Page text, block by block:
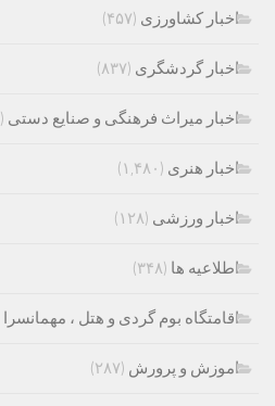
اخبار کشاورزی (۴۵۷)
اخبار گردشگری (۸۳۷)
اخبار میراث فرهنگی و صنایع دستی (۱,۴۱۷)
اخبار هنری (۱,۴۸۰)
اخبار ورزشی (۱۲۸)
اطلاعیه ها (۳۴۸)
اقامتگاه بوم گردی و هتل ، مهمانسرا
اموزش و پرورش (۲۸۷)